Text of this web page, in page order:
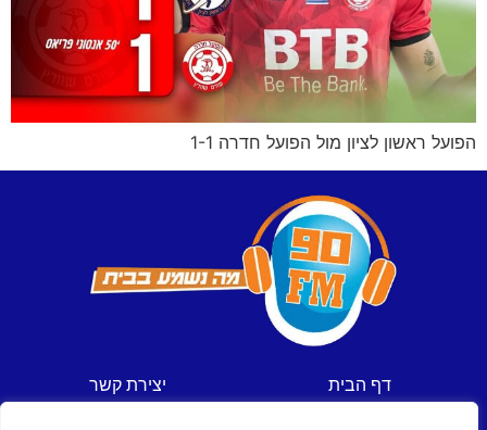
הפועל ראשון לציון מול הפועל חדרה 1-1
דף הבית
יצירת קשר